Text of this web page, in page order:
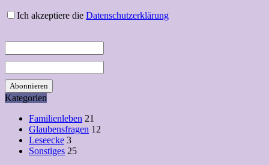
Ich akzeptiere die Datenschutzerklärung
Kategorien
Familienleben 21
Glaubensfragen 12
Leseecke 3
Sonstiges 25